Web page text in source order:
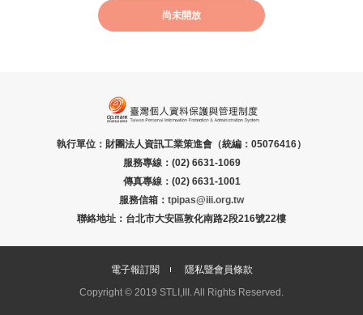
尚未開放
執行單位：財團法人資訊工業策進會（統編：05076416）
服務專線：(02) 6631-1069
傳真專線：(02) 6631-1001
服務信箱： tpipas@iii.org.tw
聯絡地址：台北市大安區敦化南路2段216號22樓
電子報訂閱
隱私暨會員條款
Copyright © 2019 STLI,III. All Rights Reserved.